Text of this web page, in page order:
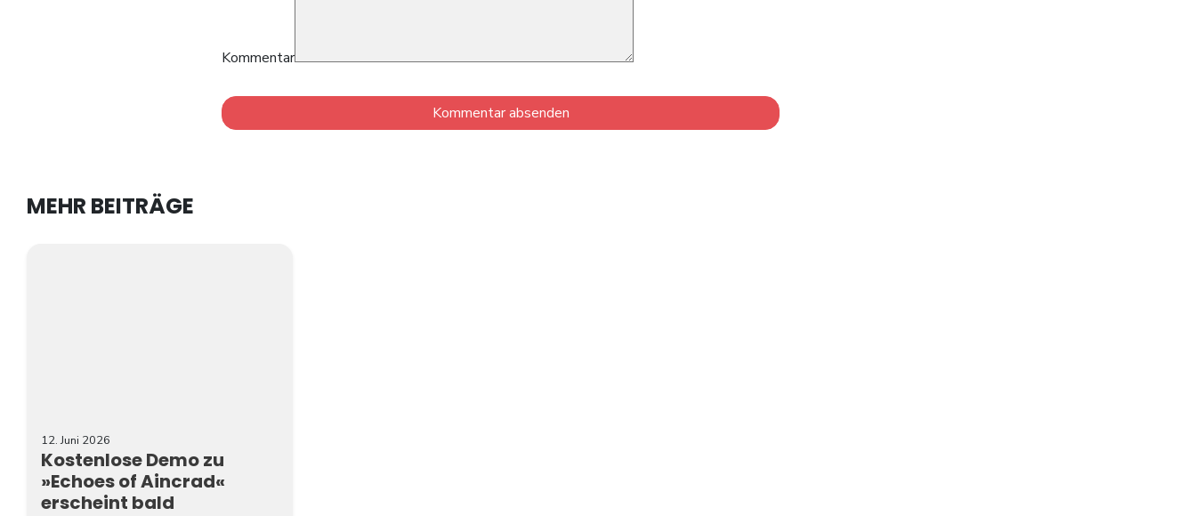
Kommentar
MEHR BEITRÄGE
12. Juni 2026
Kostenlose Demo zu
»Echoes of Aincrad«
erscheint bald